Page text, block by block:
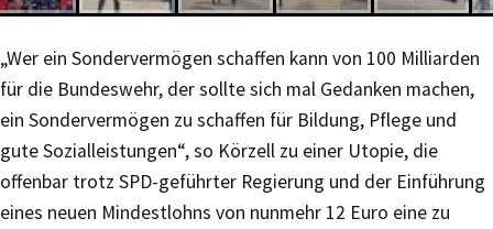
„Wer ein Sondervermögen schaffen kann von 100 Milliarden
für die Bundeswehr, der sollte sich mal Gedanken machen,
ein Sondervermögen zu schaffen für Bildung, Pflege und
gute Sozialleistungen“, so Körzell zu einer Utopie, die
offenbar trotz SPD-geführter Regierung und der Einführung
eines neuen Mindestlohns von nunmehr 12 Euro eine zu